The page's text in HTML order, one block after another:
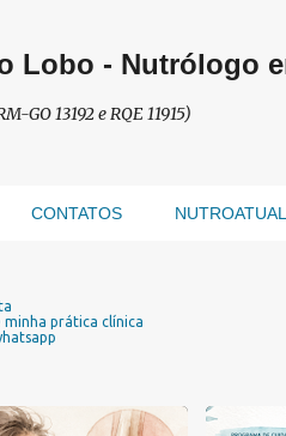
Lobo - Nutrólogo
GO 13192 e RQE 11915)
CONTATOS NUTROATUAL
minha prática clínica